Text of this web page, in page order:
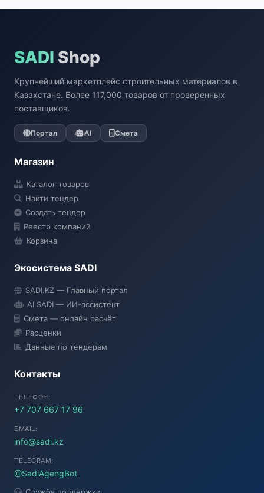
SADI Shop
Крупнейший маркетплейс строительных материалов в
Казахстане. Более 117,000 товаров от проверенных
поставщиков.
Портал AI Смета
Магазин
Каталог товаров
Найти тендер
Создать тендер
Реестр компаний
Корзина
Экосистема SADI
SADI.KZ — Главный портал
AI SADI — ИИ-ассистент
Смета — онлайн расчёт
Расценки
Данные по тендерам
Контакты
ТЕЛЕФОН:
+7 707 667 17 96
EMAIL:
info@sadi.kz
TELEGRAM:
@SadiAgengBot
● Подключение...